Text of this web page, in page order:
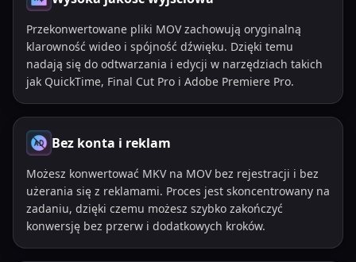
Przekonwertowane pliki MOV zachowują oryginalną
klarowność wideo i spójność dźwięku. Dzięki temu
nadają się do odtwarzania i edycji w narzędziach takich
jak QuickTime, Final Cut Pro i Adobe Premiere Pro.
Bez konta i reklam
Możesz konwertować MKV na MOV bez rejestracji i bez
użerania się z reklamami. Proces jest skoncentrowany na
zadaniu, dzięki czemu możesz szybko zakończyć
konwersję bez przerw i dodatkowych kroków.